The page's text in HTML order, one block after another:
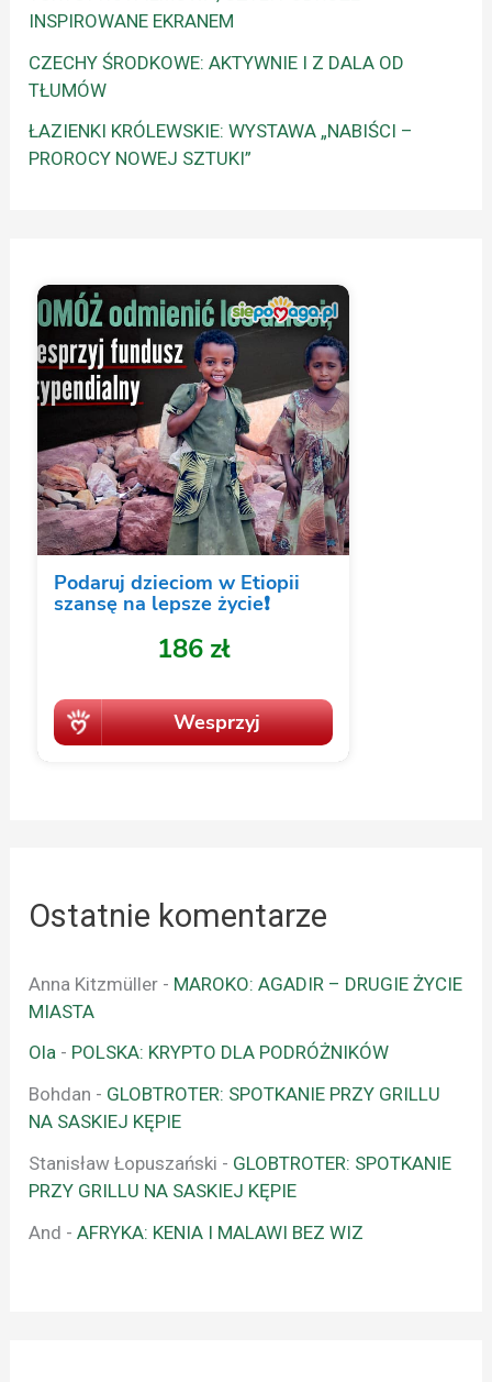
INSPIROWANE EKRANEM
CZECHY ŚRODKOWE: AKTYWNIE I Z DALA OD
TŁUMÓW
ŁAZIENKI KRÓLEWSKIE: WYSTAWA „NABIŚCI –
PROROCY NOWEJ SZTUKI”
Ostatnie komentarze
Anna Kitzmüller - MAROKO: AGADIR – DRUGIE ŻYCIE
MIASTA
Ola - POLSKA: KRYPTO DLA PODRÓŻNIKÓW
Bohdan - GLOBTROTER: SPOTKANIE PRZY GRILLU
NA SASKIEJ KĘPIE
Stanisław Łopuszański - GLOBTROTER: SPOTKANIE
PRZY GRILLU NA SASKIEJ KĘPIE
And -AFRYKA: KENIA I MALAWI BEZ WIZ